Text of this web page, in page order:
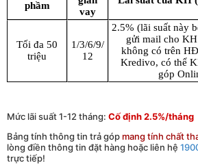
phầm
vay
Tối đa 50
triệu
1/3/6/9/
12
2.5% (lãi suất này
gửi mail cho
không có trên
Kredivo, có thể
góp
Mức lãi suất 1-12 tháng: Cố định 2.5%/tháng
Bảng tính thông tin trả góp mang tính chất
lòng điền thông tin đặt hàng hoặc liên hệ
trực tiếp!